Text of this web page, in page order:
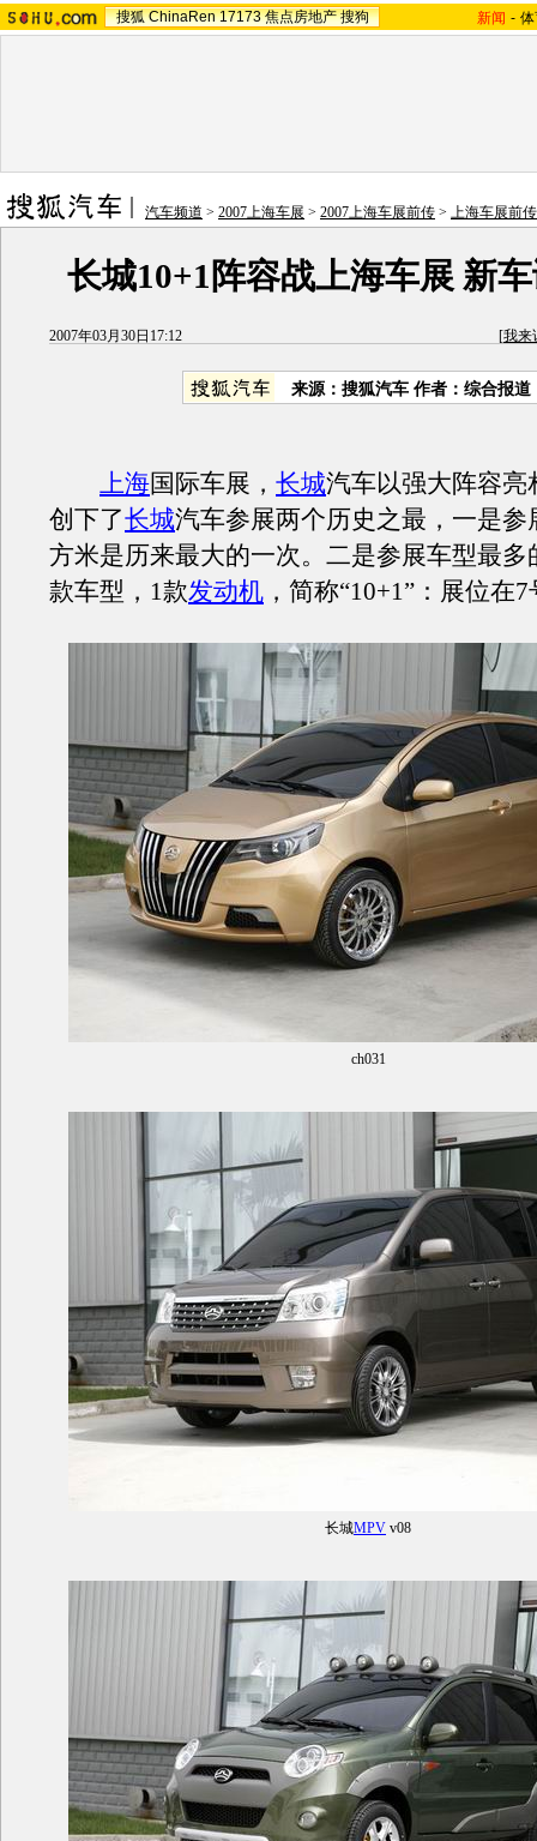
搜狐 ChinaRen 17173 焦点房地产 搜狗 新闻 -
汽车频道 > 2007上海车展 > 2007上海车展前传 > 上海车展前
长城10+1阵容战上海车展 新
2007年03月30日17:12 [我来
来源：搜狐汽车 作者：综合报道
上海国际车展， 长城汽车以强大阵容亮
创下了长城汽车参展两个历史之最，一是参
方米是历来最大的一次。二是参展车型最多
款车型，1款发动机 ，简称“10+1”：展位在
ch031
长城MPV v08